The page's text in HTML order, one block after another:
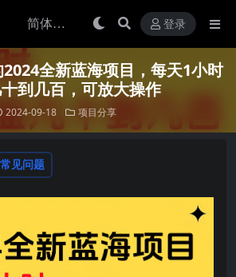
登录
全新蓝海项目，每天1小时
到几百，可放大操作
2024-09-18 项目分享
常见问题